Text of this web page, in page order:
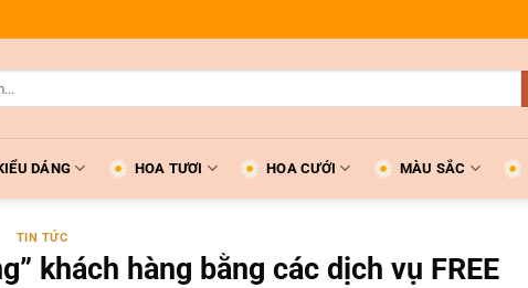
DÁNG HOA TƯƠI HOA CƯỚI MÀU SẮC
TIN TỨC
khách hàng bằng các dịch vụ FREE